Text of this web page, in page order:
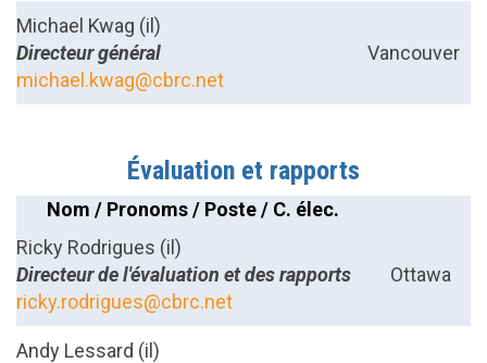
Michael Kwag (il)
Directeur général
michael.kwag@cbrc.net
Vancouver
Évaluation et rapports
Nom / Pronoms / Poste / C. élec.
Ricky Rodrigues (il)
Directeur de l'évaluation et des rapports
ricky.rodrigues@cbrc.net
Ottawa
Andy Lessard (il)